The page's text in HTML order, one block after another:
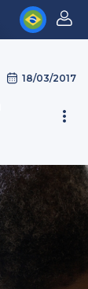
18/03/2017